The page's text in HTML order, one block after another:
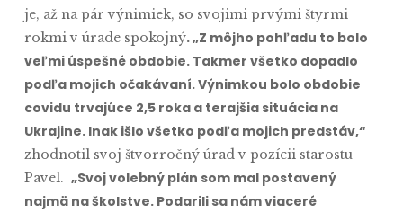
je, až na pár výnimiek, so svojimi prvými štyrmi
rokmi v úrade spokojný. „Z môjho pohľadu to bolo
veľmi úspešné obdobie. Takmer všetko dopadlo
podľa mojich očakávaní. Výnimkou bolo obdobie
covidu trvajúce 2,5 roka a terajšia situácia na
Ukrajine. Inak išlo všetko podľa mojich predstáv,“
zhodnotil svoj štvorročný úrad v pozícii starostu
Pavel. „Svoj volebný plán som mal postavený
najmä na školstve. Podarili sa nám viaceré